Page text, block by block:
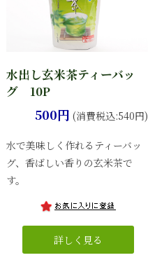
水出し玄米茶ティーバッ
グ 10P
500円 (消費税込:540円)
水で美味しく作れるティーバッ
グ、香ばしい香りの玄米茶で
す。